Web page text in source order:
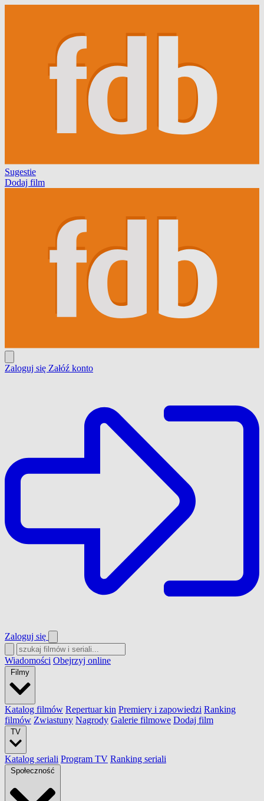
Sugestie
Dodaj film
Zaloguj się Załóź konto
Zaloguj się
Wiadomości Obejrzyj online
Filmy
Katalog filmów Repertuar kin Premiery i zapowiedzi Ranking
filmów Zwiastuny Nagrody Galerie filmowe Dodaj film
TV
Katalog seriali Program TV Ranking seriali
Społeczność